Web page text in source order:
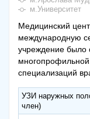
м.Университет
Медицинский
международную
учреждение было
специализаций
УЗИ наружных
член)